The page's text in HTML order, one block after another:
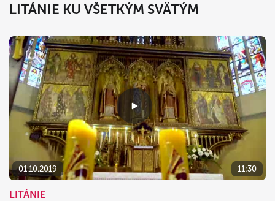
LITÁNIE KU VŠETKÝM SVÄTÝM
01.10.2019 11:30
LITÁNIE